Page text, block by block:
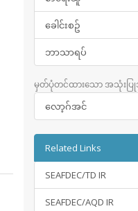
ခေါင်းစဥ်
ဘာသာရပ်
မှတ်ပုံတင်ထားသော အသုံးပ
လော့ဂ်အင်
Related Links
SEAFDEC/TD IR
SEAFDEC/AQD IR